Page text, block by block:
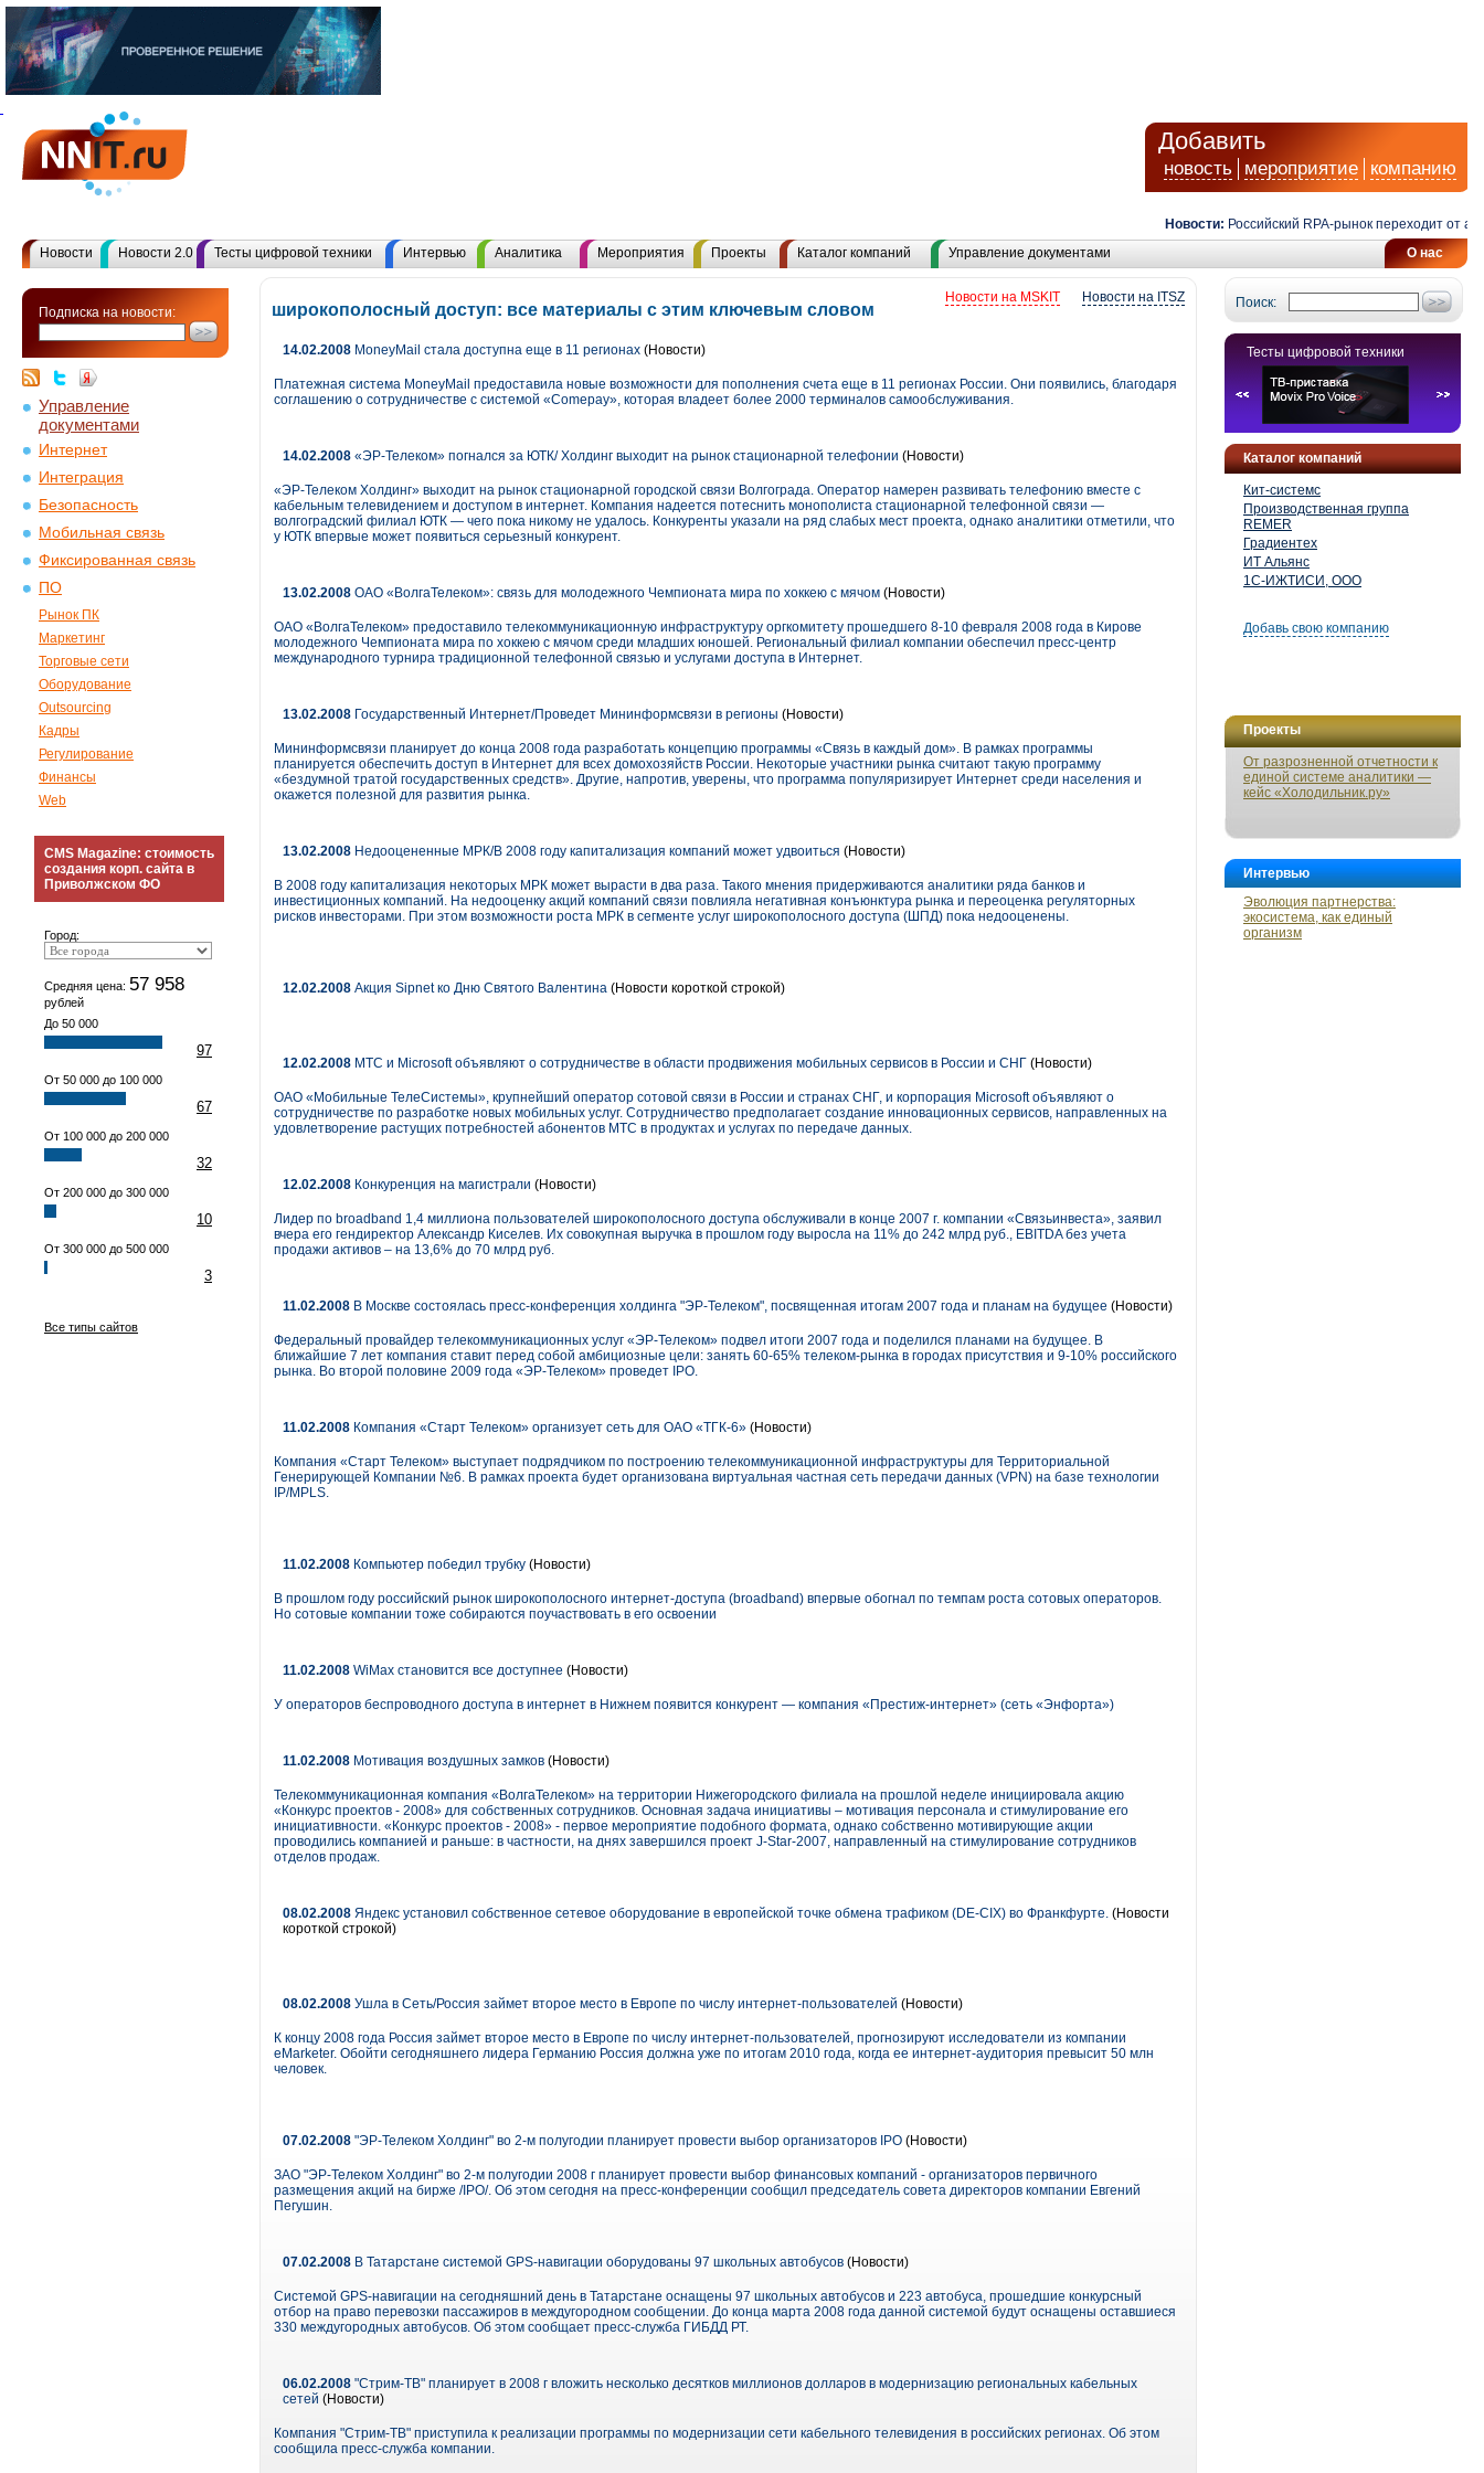
Добавить
новость мероприятие компанию
Новости: Российский RPA-рынок переходит от
О нас
Новости Новости 2.0 Тесты цифровой техники Интервью Аналитика Мероприятия Проекты Каталог компаний Управление документами
Подписка на новости:
Управление
документами
Интернет
Интеграция
Безопасность
Мобильная связь
Фиксированная связь
ПО
Рынок ПК
Маркетинг
Торговые сети
Оборудование
Outsourcing
Кадры
Регулирование
Финансы
Web
CMS Magazine: стоимость
создания корп. сайта в
Приволжском ФО
Город:
Средняя цена: 57 958
рублей
До 50 000
97
От 50 000 до 100 000
67
От 100 000 до 200 000
32
От 200 000 до 300 000
10
От 300 000 до 500 000
3
Все типы сайтов
Поиск:
Тесты цифровой техники
Каталог компаний
Кит-системс
Производственная группа
REMER
Градиентех
ИТ Альянс
1С-ИЖТИСИ, ООО
Добавь свою компанию
Проекты
От разрозненной отчетности к
единой системе аналитики —
кейс «Холодильник.ру»
Интервью
Эволюция партнерства:
экосистема, как единый
организм
Новости на ITSZ
Новости на MSKIT
широкополосный доступ: все материалы с этим ключевым словом
14.02.2008 MoneyMail стала доступна еще в 11 регионах (Новости)
Платежная система MoneyMail предоставила новые возможности для пополнения счета еще в 11 регионах России. Они появились, благодаря
соглашению о сотрудничестве с системой «Comepay», которая владеет более 2000 терминалов самообслуживания.
14.02.2008 «ЭР-Телеком» погнался за ЮТК/ Холдинг выходит на рынок стационарной телефонии (Новости)
«ЭР-Телеком Холдинг» выходит на рынок стационарной городской связи Волгограда. Оператор намерен развивать телефонию вместе с
кабельным телевидением и доступом в интернет. Компания надеется потеснить монополиста стационарной телефонной связи —
волгоградский филиал ЮТК — чего пока никому не удалось. Конкуренты указали на ряд слабых мест проекта, однако аналитики отметили, что
у ЮТК впервые может появиться серьезный конкурент.
13.02.2008 ОАО «ВолгаТелеком»: связь для молодежного Чемпионата мира по хоккею с мячом (Новости)
ОАО «ВолгаТелеком» предоставило телекоммуникационную инфраструктуру оргкомитету прошедшего 8-10 февраля 2008 года в Кирове
молодежного Чемпионата мира по хоккею с мячом среди младших юношей. Региональный филиал компании обеспечил пресс-центр
международного турнира традиционной телефонной связью и услугами доступа в Интернет.
13.02.2008 Государственный Интернет/Проведет Мининформсвязи в регионы (Новости)
Мининформсвязи планирует до конца 2008 года разработать концепцию программы «Связь в каждый дом». В рамках программы
планируется обеспечить доступ в Интернет для всех домохозяйств России. Некоторые участники рынка считают такую программу
«бездумной тратой государственных средств». Другие, напротив, уверены, что программа популяризирует Интернет среди населения и
окажется полезной для развития рынка.
13.02.2008 Недооцененные МРК/В 2008 году капитализация компаний может удвоиться (Новости)
В 2008 году капитализация некоторых МРК может вырасти в два раза. Такого мнения придерживаются аналитики ряда банков и
инвестиционных компаний. На недооценку акций компаний связи повлияла негативная конъ­юнктура рынка и переоценка регуляторных
рисков инвесторами. При этом возможности роста МРК в сегменте услуг широкополосного доступа (ШПД) пока недооценены.
12.02.2008 Акция Sipnet ко Дню Святого Валентина (Новости короткой строкой)
12.02.2008 МТС и Microsoft объявляют о сотрудничестве в области продвижения мобильных сервисов в России и СНГ (Новости)
ОАО «Мобильные ТелеСистемы», крупнейший оператор сотовой связи в России и странах СНГ, и корпорация Microsoft объявляют о
сотрудничестве по разработке новых мобильных услуг. Сотрудничество предполагает создание инновационных сервисов, направленных на
удовлетворение растущих потребностей абонентов МТС в продуктах и услугах по передаче данных.
12.02.2008 Конкуренция на магистрали (Новости)
Лидер по broadband 1,4 миллиона пользователей широкополосного доступа обслуживали в конце 2007 г. компании «Связьинвеста», заявил
вчера его гендиректор Александр Киселев. Их совокупная выручка в прошлом году выросла на 11% до 242 млрд руб., EBITDA без учета
продажи активов – на 13,6% до 70 млрд руб.
11.02.2008 В Москве состоялась пресс-конференция холдинга "ЭР-Телеком", посвященная итогам 2007 года и планам на будущее (Новости)
Федеральный провайдер телекоммуникационных услуг «ЭР-Телеком» подвел итоги 2007 года и поделился планами на будущее. В
ближайшие 7 лет компания ставит перед собой амбициозные цели: занять 60-65% телеком-рынка в городах присутствия и 9-10% российского
рынка. Во второй половине 2009 года «ЭР-Телеком» проведет IPO.
11.02.2008 Компания «Старт Телеком» организует сеть для ОАО «ТГК-6» (Новости)
Компания «Старт Телеком» выступает подрядчиком по построению телекоммуникационной инфраструктуры для Территориальной
Генерирующей Компании №6. В рамках проекта будет организована виртуальная частная сеть передачи данных (VPN) на базе технологии
IP/MPLS.
11.02.2008 Компьютер победил трубку (Новости)
В прошлом году российский рынок широкополосного интернет-доступа (broadband) впервые обогнал по темпам роста сотовых операторов.
Но сотовые компании тоже собираются поучаствовать в его освоении
11.02.2008 WiMax становится все доступнее (Новости)
У операторов беспроводного доступа в интернет в Нижнем появится конкурент — компания «Престиж-интернет» (сеть «Энфорта»)
11.02.2008 Мотивация воздушных замков (Новости)
Телекоммуникационная компания «ВолгаТелеком» на территории Нижегородского филиала на прошлой неделе инициировала акцию
«Конкурс проектов - 2008» для собственных сотрудников. Основная задача инициативы – мотивация персонала и стимулирование его
инициативности. «Конкурс проектов - 2008» - первое мероприятие подобного формата, однако собственно мотивирующие акции
проводились компанией и раньше: в частности, на днях завершился проект J-Star-2007, направленный на стимулирование сотрудников
отделов продаж.
08.02.2008 Яндекс установил собственное сетевое оборудование в европейской точке обмена трафиком (DE-CIX) во Франкфурте. (Новости
короткой строкой)
08.02.2008 Ушла в Сеть/Россия займет второе место в Европе по числу интернет-пользователей (Новости)
К концу 2008 года Россия займет второе место в Европе по числу интернет-пользователей, прогнозируют исследователи из компании
eMarketer. Обойти сегодняшнего лидера Германию Россия должна уже по итогам 2010 года, когда ее интернет-аудитория превысит 50 млн
человек.
07.02.2008 "ЭР-Телеком Холдинг" во 2-м полугодии планирует провести выбор организаторов IPO (Новости)
ЗАО "ЭР-Телеком Холдинг" во 2-м полугодии 2008 г планирует провести выбор финансовых компаний - организаторов первичного
размещения акций на бирже /IPO/. Об этом сегодня на пресс-конференции сообщил председатель совета директоров компании Евгений
Пегушин.
07.02.2008 В Татарстане системой GPS-навигации оборудованы 97 школьных автобусов (Новости)
Системой GPS-навигации на сегодняшний день в Татарстане оснащены 97 школьных автобусов и 223 автобуса, прошедшие конкурсный
отбор на право перевозки пассажиров в междугородном сообщении. До конца марта 2008 года данной системой будут оснащены оставшиеся
330 междугородных автобусов. Об этом сообщает пресс-служба ГИБДД РТ.
06.02.2008 "Стрим-ТВ" планирует в 2008 г вложить несколько десятков миллионов долларов в модернизацию региональных кабельных
сетей (Новости)
Компания "Стрим-ТВ" приступила к реализации программы по модернизации сети кабельного телевидения в российских регионах. Об этом
сообщила пресс-служба компании.